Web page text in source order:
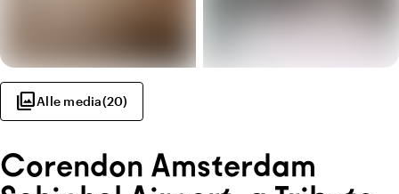
photo_libraryAlle media(20)
Corendon Amsterdam